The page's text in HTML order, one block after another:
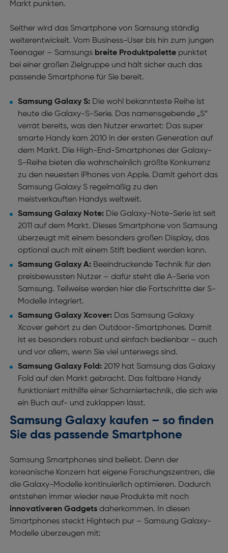
Markt punkten.
Seither wird das Smartphone von Samsung ständig
weiterentwickelt. Vom Business-User bis hin zum jungen
Teenager – Samsungs breite Produktpalettepunktet
bei einer großen Zielgruppe und hält sicher auch das
passende Smartphone für Sie bereit.
Samsung Galaxy S:Die wohl bekannteste Reihe ist
heute die Galaxy-S-Serie. Das namensgebende „S“
verrät bereits, was den Nutzer erwartet: Das super
smarte Handy kam 2010 in der ersten Generation auf
dem Markt. Die High-End-Smartphones der Galaxy-
S-Reihe bieten die wahrscheinlich größte Konkurrenz
zu den neuesten iPhones von Apple. Damit gehört das
Samsung Galaxy S regelmäßig zu den
meistverkauften Handys weltweit.
Samsung Galaxy Note:Die Galaxy-Note-Serie ist seit
2011 auf dem Markt. Dieses Smartphone von Samsung
überzeugt mit einem besonders großen Display, das
optional auch mit einem Stift bedient werden kann.
Samsung Galaxy A:Beeindruckende Technik für den
preisbewussten Nutzer – dafür steht die A-Serie von
Samsung. Teilweise werden hier die Fortschritte der S-
Modelle integriert.
Samsung Galaxy Xcover:Das Samsung Galaxy
Xcover gehört zu den Outdoor-Smartphones. Damit
ist es besonders robust und einfach bedienbar – auch
und vor allem, wenn Sie viel unterwegs sind.
Samsung Galaxy Fold:2019 hat Samsung das Galaxy
Fold auf den Markt gebracht. Das faltbare Handy
funktioniert mithilfe einer Scharniertechnik, die sich wie
ein Buch auf- und zuklappen lässt.
Samsung Galaxy kaufen – so finden
Sie das passende Smartphone
Samsung Smartphones sind beliebt. Denn der
koreanische Konzern hat eigene Forschungszentren, die
die Galaxy-Modelle kontinuierlich optimieren. Dadurch
entstehen immer wieder neue Produkte mit noch
innovativeren Gadgetsdaherkommen. In diesen
Smartphones steckt Hightech pur – Samsung Galaxy-
Modelle überzeugen mit: